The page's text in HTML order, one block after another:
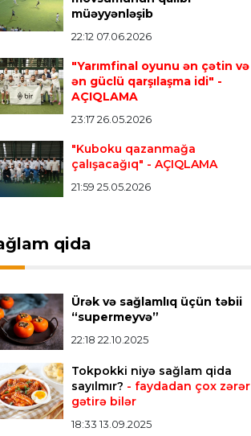
"Real Madrid"lə bağlı bütün
sildi- FOTO
liqası 23:13 05.08.2026
Danimarkadan məğlubiyyətlə
çempionatı 23:11 05.08.2026
yaxındır
xəbərlər >>>
müəyyənləşib
22:12 07.06.2026
"Yarımfinal oyunu ən çətin və
ən güclü qarşılaşma idi" -
AÇIQLAMA
23:17 26.05.2026
"Kuboku qazanmağa
çalışacağıq" - AÇIQLAMA
21:59 25.05.2026
qida
Ürək və sağlamlıq üçün təbii
“supermeyvə”
22:18 22.10.2025
Tokpokki niyə sağlam qida
sayılmır? - faydadan çox zərər
gətirə bilər
18:33 13.09.2025